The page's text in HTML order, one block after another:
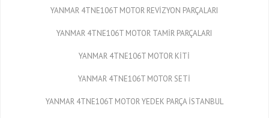
YANMAR 4TNE106T MOTOR REVİZYON PARÇALARI
YANMAR 4TNE106T MOTOR TAMİR PARÇALARI
YANMAR 4TNE106T MOTOR KİTİ
YANMAR 4TNE106T MOTOR SETİ
YANMAR 4TNE106T MOTOR YEDEK PARÇA İSTANBUL